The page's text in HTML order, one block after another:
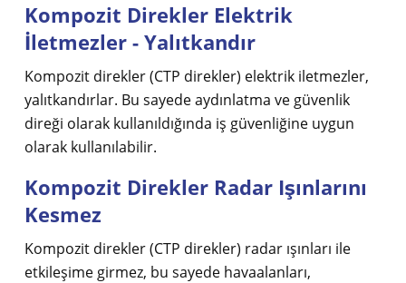
Kompozit Direkler Elektrik
İletmezler - Yalıtkandır
Kompozit direkler (CTP direkler) elektrik iletmezler,
yalıtkandırlar. Bu sayede aydınlatma ve güvenlik
direği olarak kullanıldığında iş güvenliğine uygun
olarak kullanılabilir.
Kompozit Direkler Radar Işınlarını
Kesmez
Kompozit direkler (CTP direkler) radar ışınları ile
etkileşime girmez, bu sayede havaalanları,